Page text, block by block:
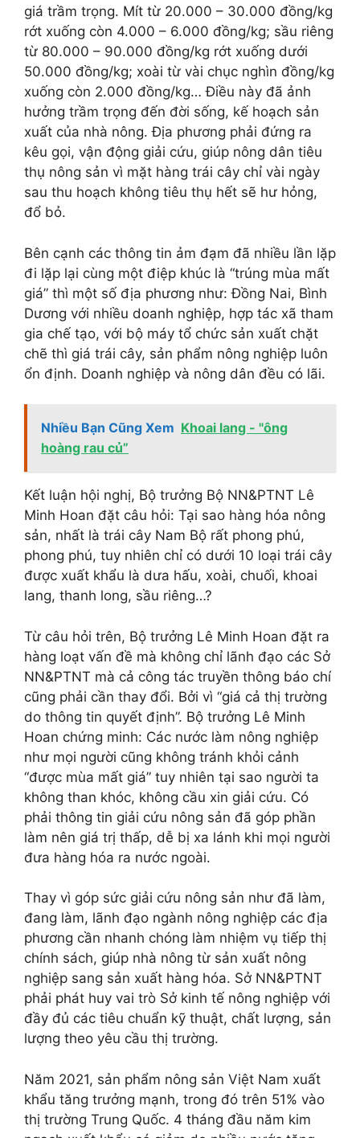
giá trầm trọng. Mít từ 20.000 – 30.000 đồng/kg
rớt xuống còn 4.000 – 6.000 đồng/kg; sầu riêng
từ 80.000 – 90.000 đồng/kg rớt xuống dưới
50.000 đồng/kg; xoài từ vài chục nghìn đồng/kg
xuống còn 2.000 đồng/kg… Điều này đã ảnh
hưởng trầm trọng đến đời sống, kế hoạch sản
xuất của nhà nông. Địa phương phải đứng ra
kêu gọi, vận động giải cứu, giúp nông dân tiêu
thụ nông sản vì mặt hàng trái cây chỉ vài ngày
sau thu hoạch không tiêu thụ hết sẽ hư hỏng,
đổ bỏ.
Bên cạnh các thông tin ảm đạm đã nhiều lần lặp
đi lặp lại cùng một điệp khúc là “trúng mùa mất
giá” thì một số địa phương như: Đồng Nai, Bình
Dương với nhiều doanh nghiệp, hợp tác xã tham
gia chế tạo, với bộ máy tổ chức sản xuất chặt
chẽ thì giá trái cây, sản phẩm nông nghiệp luôn
ổn định. Doanh nghiệp và nông dân đều có lãi.
Nhiều Bạn Cũng Xem Khoai lang - "ông
hoàng rau củ”
Kết luận hội nghị, Bộ trưởng Bộ NN&PTNT Lê
Minh Hoan đặt câu hỏi: Tại sao hàng hóa nông
sản, nhất là trái cây Nam Bộ rất phong phú,
phong phú, tuy nhiên chỉ có dưới 10 loại trái cây
được xuất khẩu là dưa hấu, xoài, chuối, khoai
lang, thanh long, sầu riêng…?
Từ câu hỏi trên, Bộ trưởng Lê Minh Hoan đặt ra
hàng loạt vấn đề mà không chỉ lãnh đạo các Sở
NN&PTNT mà cả công tác truyền thông báo chí
cũng phải cần thay đổi. Bởi vì “giá cả thị trường
do thông tin quyết định”. Bộ trưởng Lê Minh
Hoan chứng minh: Các nước làm nông nghiệp
như mọi người cũng không tránh khỏi cảnh
“được mùa mất giá” tuy nhiên tại sao người ta
không than khóc, không cầu xin giải cứu. Có
phải thông tin giải cứu nông sản đã góp phần
làm nên giá trị thấp, dễ bị xa lánh khi mọi người
đưa hàng hóa ra nước ngoài.
Thay vì góp sức giải cứu nông sản như đã làm,
đang làm, lãnh đạo ngành nông nghiệp các địa
phương cần nhanh chóng làm nhiệm vụ tiếp thị
chính sách, giúp nhà nông từ sản xuất nông
nghiệp sang sản xuất hàng hóa. Sở NN&PTNT
phải phát huy vai trò Sở kinh tế nông nghiệp với
đầy đủ các tiêu chuẩn kỹ thuật, chất lượng, sản
lượng theo yêu cầu thị trường.
Năm 2021, sản phẩm nông sản Việt Nam xuất
khẩu tăng trưởng mạnh, trong đó trên 51% vào
thị trường Trung Quốc. 4 tháng đầu năm kim